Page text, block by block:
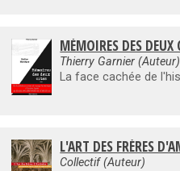
Thierry Garnier (Auteur)
Collectif (Auteur)